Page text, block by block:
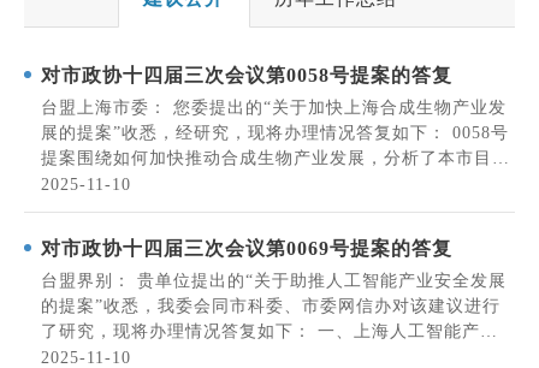
对市政协十四届三次会议第0058号提案的答复
台盟上海市委： 您委提出的“关于加快上海合成生物产业发
展的提案”收悉，经研究，现将办理情况答复如下： 0058号
提案围绕如何加快推动合成生物产业发展，分析了本市目前
政策规划、产业主体培育、人才培养、项目落地方面存在的
问题，并提出了务实中肯的建议，对下一步工作有重要意
义。我委会同相关委办局、区积极研究，...
2025-11-10
对市政协十四届三次会议第0069号提案的答复
台盟界别： 贵单位提出的“关于助推人工智能产业安全发展
的提案”收悉，我委会同市科委、市委网信办对该建议进行
了研究，现将办理情况答复如下： 一、上海人工智能产业
安全发展工作开展情况 人工智能是引领新一轮科技革命和
2025-11-10